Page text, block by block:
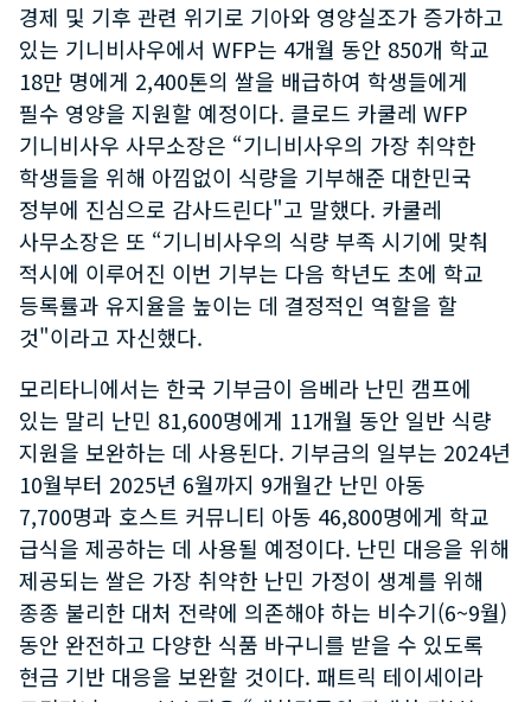
경제 및 기후 관련 위기로 기아와 영양실조가 증가하고
있는 기니비사우에서 WFP는 4개월 동안 850개 학교
18만 명에게 2,400톤의 쌀을 배급하여 학생들에게
필수 영양을 지원할 예정이다. 클로드 카쿨레 WFP
기니비사우 사무소장은 “기니비사우의 가장 취약한
학생들을 위해 아낌없이 식량을 기부해준 대한민국
정부에 진심으로 감사드린다"고 말했다. 카쿨레
사무소장은 또 “기니비사우의 식량 부족 시기에 맞춰
적시에 이루어진 이번 기부는 다음 학년도 초에 학교
등록률과 유지율을 높이는 데 결정적인 역할을 할
것"이라고 자신했다.
모리타니에서는 한국 기부금이 음베라 난민 캠프에
있는 말리 난민 81,600명에게 11개월 동안 일반 식량
지원을 보완하는 데 사용된다. 기부금의 일부는 2024년
10월부터 2025년 6월까지 9개월간 난민 아동
7,700명과 호스트 커뮤니티 아동 46,800명에게 학교
급식을 제공하는 데 사용될 예정이다. 난민 대응을 위해
제공되는 쌀은 가장 취약한 난민 가정이 생계를 위해
종종 불리한 대처 전략에 의존해야 하는 비수기(6~9월)
동안 완전하고 다양한 식품 바구니를 받을 수 있도록
현금 기반 대응을 보완할 것이다. 패트릭 테이세이라